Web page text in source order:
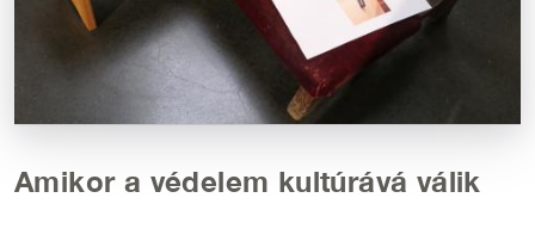
Amikor a védelem kultúrává válik